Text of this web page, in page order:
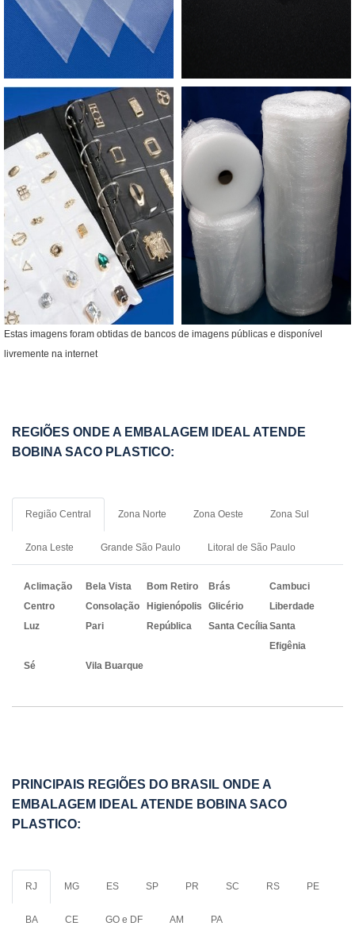
Estas imagens foram obtidas de bancos de imagens públicas e disponível
livremente na internet
REGIÕES ONDE A EMBALAGEM IDEAL ATENDE
BOBINA SACO PLASTICO:
Região Central Zona Norte Zona Oeste Zona Sul
Zona Leste Grande São Paulo Litoral de São Paulo
Aclimação Bela Vista Bom Retiro Brás
Cambuci
Centro
Consolação Higienópolis Glicério
Liberdade
Luz
Pari República Santa CecíliaSanta
Efigênia
Sé
Vila Buarque
PRINCIPAIS REGIÕES DO BRASIL ONDE A
EMBALAGEM IDEAL ATENDE BOBINA SACO
PLASTICO:
RJ MG ES SP PR SC RS PE
BA CE GO e DF AM PA